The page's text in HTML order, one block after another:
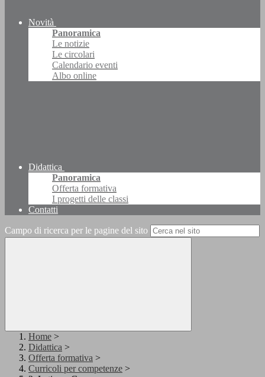
Novità
Panoramica
Le notizie
Le circolari
Calendario eventi
Albo online
Didattica
Panoramica
Offerta formativa
I progetti delle classi
Contatti
Campo di ricerca per le pagine del sito
Home >
Didattica >
Offerta formativa >
Curricoli per competenze >